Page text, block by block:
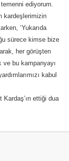
temenni ediyorum.
kardeşlerimizin
‘Yukarıda
sürece kimse bize
her görüşten
ve bu kampanyayı
kabul
Kardaş’ın ettiği dua